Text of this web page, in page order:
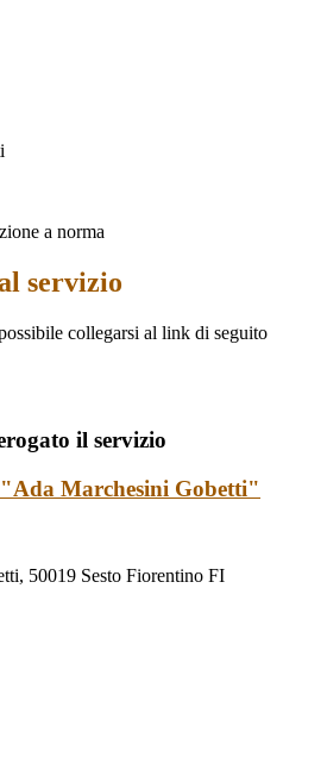
a norma
servizio
collegarsi al link di seguito
il servizio
Marchesini Gobetti"
50019 Sesto Fiorentino FI